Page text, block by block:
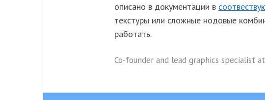
описано в документации в
текстуры или сложные нодовые
работать.
Co-founder and lead graphics specialist